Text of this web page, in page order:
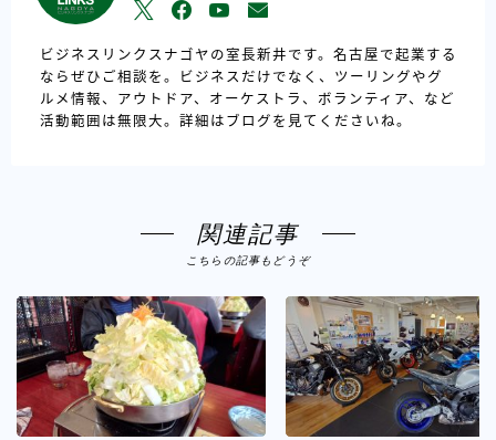
ビジネスリンクスナゴヤの室長新井です。名古屋で起業する
ならぜひご相談を。ビジネスだけでなく、ツーリングやグ
ルメ情報、アウトドア、オーケストラ、ボランティア、など
活動範囲は無限大。詳細はブログを見てくださいね。
関連記事
こちらの記事もどうぞ